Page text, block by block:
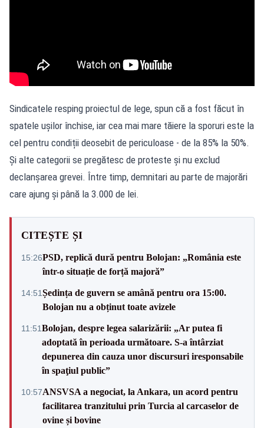
Sindicatele resping proiectul de lege, spun că a fost făcut în
spatele ușilor închise, iar cea mai mare tăiere la sporuri este la
cel pentru condiții deosebit de periculoase - de la 85% la 50%.
Și alte categorii se pregătesc de proteste și nu exclud
declanșarea grevei. Între timp, demnitari au parte de majorări
care ajung și până la 3.000 de lei.
CITEȘTE ȘI
15:26PSD, replică dură pentru Bolojan: „România este
într-o situație de forță majoră”
14:51Ședința de guvern se amână pentru ora 15:00.
Bolojan nu a obținut toate avizele
11:51Bolojan, despre legea salarizării: „Ar putea fi
adoptată în perioada următoare. S-a întârziat
depunerea din cauza unor discursuri iresponsabile
în spaţiul public”
10:57ANSVSA a negociat, la Ankara, un acord pentru
facilitarea tranzitului prin Turcia al carcaselor de
ovine și bovine